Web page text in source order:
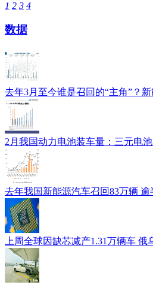
1 2 3 4
数据
去年3月至今谁是召回的“主角”？
2月我国动力电池装车量：三元电
去年我国新能源汽车召回83万辆 逾
上周全球因缺芯减产1.31万辆车 俄